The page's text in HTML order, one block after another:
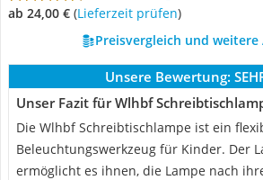
ab 24,00 € (Lieferzeit prüfen)
Preisvergleich und weitere
Unsere Bewertung:
Unser Fazit für Wlhbf
Die Wlhbf Schreibtischlampe ist ein
Beleuchtungswerkzeug für Kinder. Der
ermöglicht es ihnen, die Lampe nach